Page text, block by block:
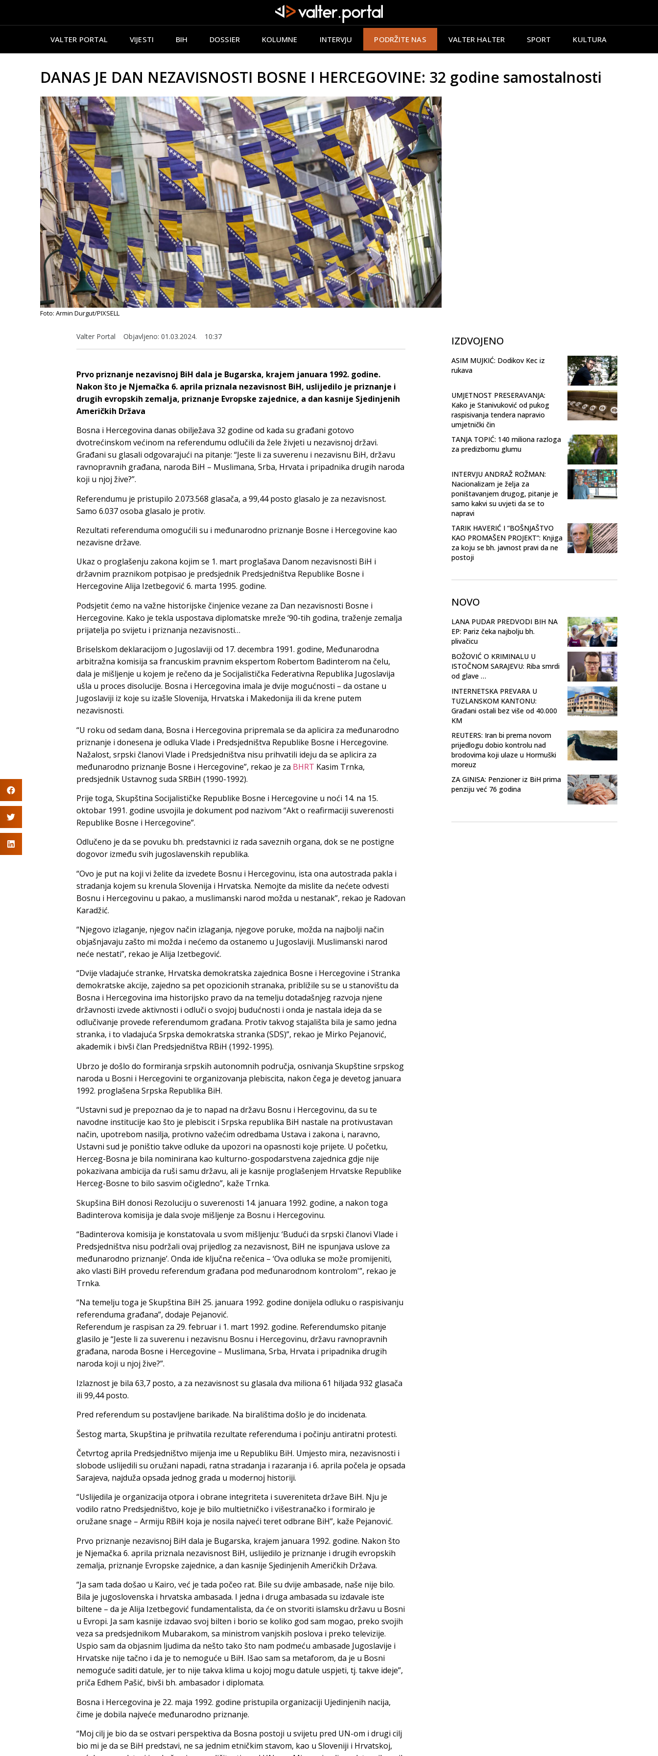
VALTER PORTAL VIJESTI BIH DOSSIER KOLUMNE INTERVJU PODRŽITE NAS VALTER HALTER SPORT KULTURA
DANAS JE DAN NEZAVISNOSTI BOSNE I HERCEGOVINE: 32 godine samostalnosti
Foto: Armin Durgut/PIXSELL
Valter Portal Objavljeno: 01.03.2024. 10:37
Prvo priznanje nezavisnoj BiH dala je Bugarska, krajem januara 1992. godine.
Nakon što je Njemačka 6. aprila priznala nezavisnost BiH, uslijedilo je priznanje i
drugih evropskih zemalja, priznanje Evropske zajednice, a dan kasnije Sjedinjenih
Američkih Država
Bosna i Hercegovina danas obilježava 32 godine od kada su građani gotovo
dvotrećinskom većinom na referendumu odlučili da žele živjeti u nezavisnoj državi.
Građani su glasali odgovarajući na pitanje: “Jeste li za suverenu i nezavisnu BiH, državu
ravnopravnih građana, naroda BiH – Muslimana, Srba, Hrvata i pripadnika drugih naroda
koji u njoj žive?”.
Referendumu je pristupilo 2.073.568 glasača, a 99,44 posto glasalo je za nezavisnost.
Samo 6.037 osoba glasalo je protiv.
Rezultati referenduma omogućili su i međunarodno priznanje Bosne i Hercegovine kao
nezavisne države.
Ukaz o proglašenju zakona kojim se 1. mart proglašava Danom nezavisnosti BiH i
državnim praznikom potpisao je predsjednik Predsjedništva Republike Bosne i
Hercegovine Alija Izetbegović 6. marta 1995. godine.
Podsjetit ćemo na važne historijske činjenice vezane za Dan nezavisnosti Bosne i
Hercegovine. Kako je tekla uspostava diplomatske mreže ‘90-tih godina, traženje zemalja
prijatelja po svijetu i priznanja nezavisnosti…
Briselskom deklaracijom o Jugoslaviji od 17. decembra 1991. godine, Međunarodna
arbitražna komisija sa francuskim pravnim ekspertom Robertom Badinterom na čelu,
dala je mišljenje u kojem je rečeno da je Socijalistička Federativna Republika Jugoslavija
ušla u proces disolucije. Bosna i Hercegovina imala je dvije mogućnosti – da ostane u
Jugoslaviji iz koje su izašle Slovenija, Hrvatska i Makedonija ili da krene putem
nezavisnosti.
“U roku od sedam dana, Bosna i Hercegovina pripremala se da aplicira za međunarodno
priznanje i donesena je odluka Vlade i Predsjedništva Republike Bosne i Hercegovine.
Nažalost, srpski članovi Vlade i Predsjedništva nisu prihvatili ideju da se aplicira za
međunarodno priznanje Bosne i Hercegovine”, rekao je za BHRT Kasim Trnka,
predsjednik Ustavnog suda SRBiH (1990-1992).
Prije toga, Skupština Socijalističke Republike Bosne i Hercegovine u noći 14. na 15.
oktobar 1991. godine usvojila je dokument pod nazivom “Akt o reafirmaciji suverenosti
Republike Bosne i Hercegovine”.
Odlučeno je da se povuku bh. predstavnici iz rada saveznih organa, dok se ne postigne
dogovor između svih jugoslavenskih republika.
“Ovo je put na koji vi želite da izvedete Bosnu i Hercegovinu, ista ona autostrada pakla i
stradanja kojem su krenula Slovenija i Hrvatska. Nemojte da mislite da nećete odvesti
Bosnu i Hercegovinu u pakao, a muslimanski narod možda u nestanak”, rekao je Radovan
Karadžić.
“Njegovo izlaganje, njegov način izlaganja, njegove poruke, možda na najbolji način
objašnjavaju zašto mi možda i nećemo da ostanemo u Jugoslaviji. Muslimanski narod
neće nestati”, rekao je Alija Izetbegović.
“Dvije vladajuće stranke, Hrvatska demokratska zajednica Bosne i Hercegovine i Stranka
demokratske akcije, zajedno sa pet opozicionih stranaka, približile su se u stanovištu da
Bosna i Hercegovina ima historijsko pravo da na temelju dotadašnjeg razvoja njene
državnosti izvede aktivnosti i odluči o svojoj budućnosti i onda je nastala ideja da se
odlučivanje provede referendumom građana. Protiv takvog stajališta bila je samo jedna
stranka, i to vladajuća Srpska demokratska stranka (SDS)”, rekao je Mirko Pejanović,
akademik i bivši član Predsjedništva RBiH (1992-1995).
Ubrzo je došlo do formiranja srpskih autonomnih područja, osnivanja Skupštine srpskog
naroda u Bosni i Hercegovini te organizovanja plebiscita, nakon čega je devetog januara
1992. proglašena Srpska Republika BiH.
“Ustavni sud je prepoznao da je to napad na državu Bosnu i Hercegovinu, da su te
navodne institucije kao što je plebiscit i Srpska republika BiH nastale na protivustavan
način, upotrebom nasilja, protivno važećim odredbama Ustava i zakona i, naravno,
Ustavni sud je poništio takve odluke da upozori na opasnosti koje prijete. U početku,
Herceg-Bosna je bila nominirana kao kulturno-gospodarstvena zajednica gdje nije
pokazivana ambicija da ruši samu državu, ali je kasnije proglašenjem Hrvatske Republike
Herceg-Bosne to bilo sasvim očigledno”, kaže Trnka.
Skupšina BiH donosi Rezoluciju o suverenosti 14. januara 1992. godine, a nakon toga
Badinterova komisija je dala svoje mišljenje za Bosnu i Hercegovinu.
“Badinterova komisija je konstatovala u svom mišljenju: ‘Budući da srpski članovi Vlade i
Predsjedništva nisu podržali ovaj prijedlog za nezavisnost, BiH ne ispunjava uslove za
međunarodno priznanje’. Onda ide ključna rečenica – ‘Ova odluka se može promijeniti,
ako vlasti BiH provedu referendum građana pod međunarodnom kontrolom'”, rekao je
Trnka.
“Na temelju toga je Skupština BiH 25. januara 1992. godine donijela odluku o raspisivanju
referenduma građana”, dodaje Pejanović.
Referendum je raspisan za 29. februar i 1. mart 1992. godine. Referendumsko pitanje
glasilo je “Jeste li za suverenu i nezavisnu Bosnu i Hercegovinu, državu ravnopravnih
građana, naroda Bosne i Hercegovine – Muslimana, Srba, Hrvata i pripadnika drugih
naroda koji u njoj žive?”.
Izlaznost je bila 63,7 posto, a za nezavisnost su glasala dva miliona 61 hiljada 932 glasača
ili 99,44 posto.
Pred referendum su postavljene barikade. Na biralištima došlo je do incidenata.
Šestog marta, Skupština je prihvatila rezultate referenduma i počinju antiratni protesti.
Četvrtog aprila Predsjedništvo mijenja ime u Republiku BiH. Umjesto mira, nezavisnosti i
slobode uslijedili su oružani napadi, ratna stradanja i razaranja i 6. aprila počela je opsada
Sarajeva, najduža opsada jednog grada u modernoj historiji.
“Uslijedila je organizacija otpora i obrane integriteta i suvereniteta države BiH. Nju je
vodilo ratno Predsjedništvo, koje je bilo multietničko i višestranačko i formiralo je
oružane snage – Armiju RBiH koja je nosila najveći teret odbrane BiH”, kaže Pejanović.
Prvo priznanje nezavisnoj BiH dala je Bugarska, krajem januara 1992. godine. Nakon što
je Njemačka 6. aprila priznala nezavisnost BiH, uslijedilo je priznanje i drugih evropskih
zemalja, priznanje Evropske zajednice, a dan kasnije Sjedinjenih Američkih Država.
“Ja sam tada došao u Kairo, već je tada počeo rat. Bile su dvije ambasade, naše nije bilo.
Bila je jugoslovenska i hrvatska ambasada. I jedna i druga ambasada su izdavale iste
biltene – da je Alija Izetbegović fundamentalista, da će on stvoriti islamsku državu u Bosni
u Evropi. Ja sam kasnije izdavao svoj bilten i borio se koliko god sam mogao, preko svojih
veza sa predsjednikom Mubarakom, sa ministrom vanjskih poslova i preko televizije.
Uspio sam da objasnim ljudima da nešto tako što nam podmeću ambasade Jugoslavije i
Hrvatske nije tačno i da je to nemoguće u BiH. Išao sam sa metaforom, da je u Bosni
nemoguće saditi datule, jer to nije takva klima u kojoj mogu datule uspjeti, tj. takve ideje”,
priča Edhem Pašić, bivši bh. ambasador i diplomata.
Bosna i Hercegovina je 22. maja 1992. godine pristupila organizaciji Ujedinjenih nacija,
čime je dobila najveće međunarodno priznanje.
“Moj cilj je bio da se ostvari perspektiva da Bosna postoji u svijetu pred UN-om i drugi cilj
bio mi je da se BiH predstavi, ne sa jednim etničkim stavom, kao u Sloveniji i Hrvatskoj,
IZDVOJENO
ASIM MUJKIĆ: Dodikov Kec iz
rukava
UMJETNOST PRESERAVANJA:
Kako je Stanivuković od pukog
raspisivanja tendera napravio
umjetnički čin
TANJA TOPIĆ: 140 miliona razloga
za predizbornu glumu
INTERVJU ANDRAŽ ROŽMAN:
Nacionalizam je želja za
poništavanjem drugog, pitanje je
samo kakvi su uvjeti da se to
napravi
TARIK HAVERIĆ I “BOŠNJAŠTVO
KAO PROMAŠEN PROJEKT”: Knjiga
za koju se bh. javnost pravi da ne
postoji
NOVO
LANA PUDAR PREDVODI BIH NA
EP: Pariz čeka najbolju bh.
plivačicu
BOŽOVIĆ O KRIMINALU U
ISTOČNOM SARAJEVU: Riba smrdi
od glave …
INTERNETSKA PREVARA U
TUZLANSKOM KANTONU:
Građani ostali bez više od 40.000
KM
REUTERS: Iran bi prema novom
prijedlogu dobio kontrolu nad
brodovima koji ulaze u Hormuški
moreuz
ZA GINISA: Penzioner iz BiH prima
penziju već 76 godina